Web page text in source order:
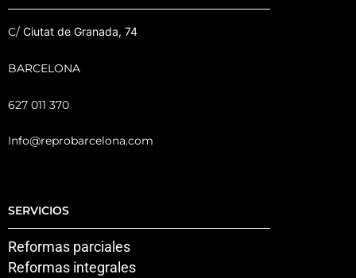
C/ Ciutat de Granada, 74
BARCELONA
627 011 370
Info@reprobarcelona.com
SERVICIOS
Reformas parciales
Reformas integrales